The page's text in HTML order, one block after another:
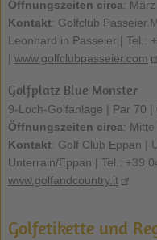
Öffnungszeiten circa:
Kontakt: Golfclub
Leonhard in Passeier | Tel.:
| www.golfclubpasseier.com
Golfplatz Blue Monster
9-Loch-Golfanlage | Par 70 |
Öffnungszeiten circa:
Kontakt: Golf Club Eppan |
Unterrain/Eppan | Tel.: +39
www.golfandcountry.it
Golfetikette und